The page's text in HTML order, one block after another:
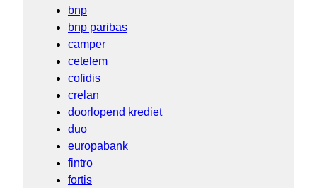
bnp
bnp paribas
camper
cetelem
cofidis
crelan
doorlopend krediet
duo
europabank
fintro
fortis